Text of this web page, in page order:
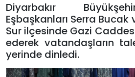
Diyarbakır
Eşbaşkanları Serra
Sur ilçesinde Gazi
ederek vatandaşların
yerinde dinledi.